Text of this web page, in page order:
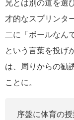
兄とは別の道を選
才的なスプリンタ
二に「ボールなん
という言葉を投げ
は、周りからの勧
ことに。
序盤に体育の